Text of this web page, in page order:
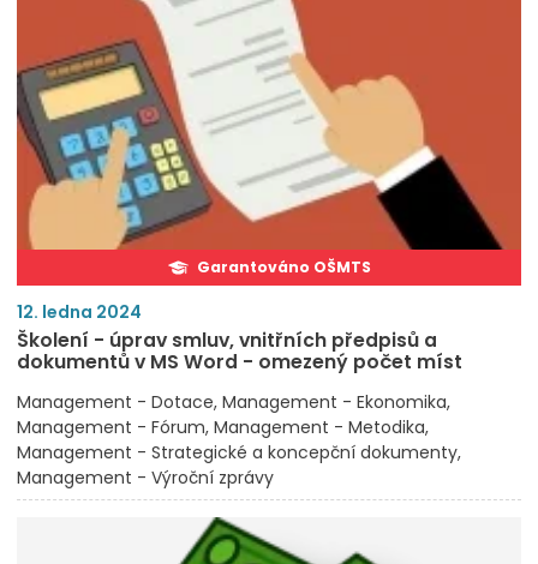
Garantováno OŠMTS
12. ledna 2024
Školení - úprav smluv, vnitřních předpisů a
dokumentů v MS Word - omezený počet míst
Management - Dotace Management - Ekonomika
Management - Fórum Management - Metodika
Management - Strategické a koncepční dokumenty
Management - Výroční zprávy